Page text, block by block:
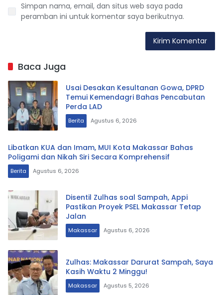
Simpan nama, email, dan situs web saya pada
peramban ini untuk komentar saya berikutnya.
Baca Juga
Usai Desakan Kesultanan Gowa, DPRD
Temui Kemendagri Bahas Pencabutan
Perda LAD
Berita Agustus 6, 2026
Libatkan KUA dan Imam, MUI Kota Makassar Bahas
Poligami dan Nikah Siri Secara Komprehensif
Berita Agustus 6, 2026
Disentil Zulhas soal Sampah, Appi
Pastikan Proyek PSEL Makassar Tetap
Jalan
Makassar Agustus 6, 2026
Zulhas: Makassar Darurat Sampah, Saya
Kasih Waktu 2 Minggu!
Makassar Agustus 5, 2026